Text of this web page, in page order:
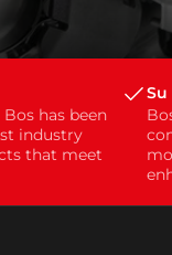
has been
industry
that meet